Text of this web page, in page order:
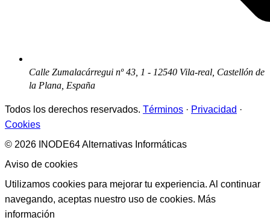
Calle Zumalacárregui nº 43, 1 - 12540 Vila-real, Castellón de
la Plana, España
Todos los derechos reservados. Términos · Privacidad ·
Cookies
© 2026 INODE64 Alternativas Informáticas
Aviso de cookies
Utilizamos cookies para mejorar tu experiencia. Al continuar
navegando, aceptas nuestro uso de cookies. Más
información